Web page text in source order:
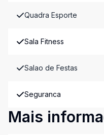
Quadra Esporte
Sala Fitness
Salao de Festas
Seguranca
Mais